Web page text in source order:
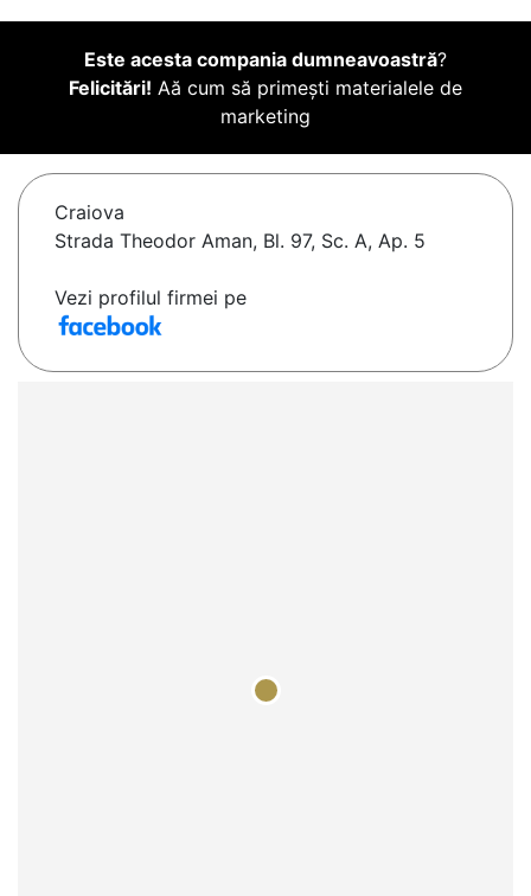
Este acesta compania dumneavoastră?
Felicitări! Aă cum să primești materialele de
marketing
Craiova
Strada Theodor Aman, Bl. 97, Sc. A, Ap. 5
Vezi profilul firmei pe